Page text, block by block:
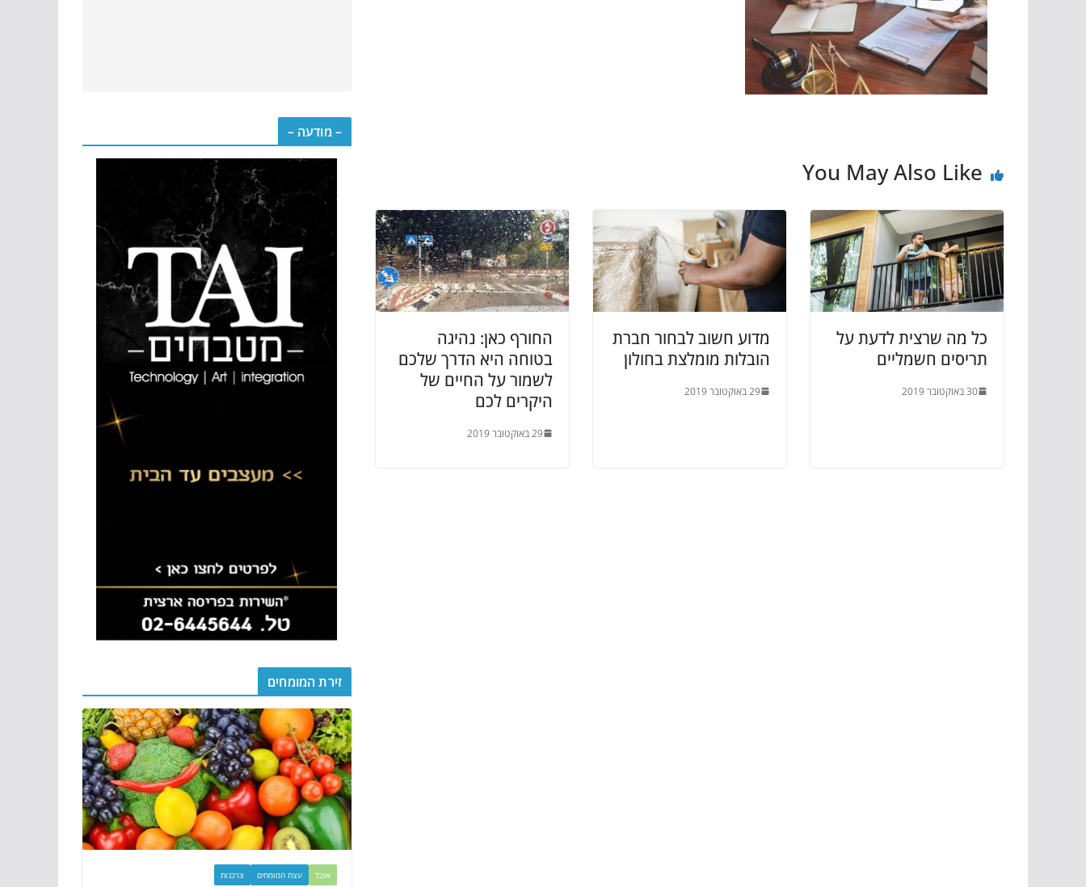
You May Also Like
כל מה שרצית לדעת על
תריסים חשמליים
30 באוקטובר 2019
מדוע חשוב לבחור חברת
הובלות מומלצת בחולון
29 באוקטובר 2019
החורף כאן: נהיגה
בטוחה היא הדרך שלכם
לשמור על החיים של
היקרים לכם
29 באוקטובר 2019
– מודעה –
זירת המומחים
אוכל עצת המומחים צרכנות